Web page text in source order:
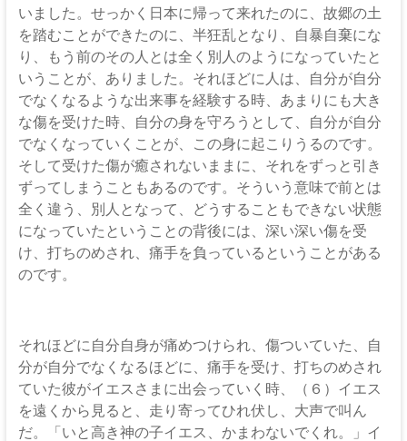
いました。せっかく日本に帰って来れたのに、故郷の土
を踏むことができたのに、半狂乱となり、自暴自棄にな
り、もう前のその人とは全く別人のようになっていたと
いうことが、ありました。それほどに人は、自分が自分
でなくなるような出来事を経験する時、あまりにも大き
な傷を受けた時、自分の身を守ろうとして、自分が自分
でなくなっていくことが、この身に起こりうるのです。
そして受けた傷が癒されないままに、それをずっと引き
ずってしまうこともあるのです。そういう意味で前とは
全く違う、別人となって、どうすることもできない状態
になっていたということの背後には、深い深い傷を受
け、打ちのめされ、痛手を負っているということがある
のです。
それほどに自分自身が痛めつけられ、傷ついていた、自
分が自分でなくなるほどに、痛手を受け、打ちのめされ
ていた彼がイエスさまに出会っていく時、（６）イエス
を遠くから見ると、走り寄ってひれ伏し、大声で叫ん
だ。「いと高き神の子イエス、かまわないでくれ。」イ